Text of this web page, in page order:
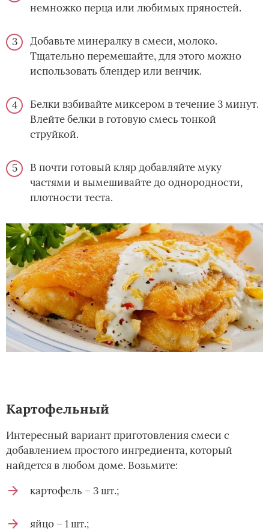
немножко перца или любимых пряностей.
Добавьте минералку в смеси, молоко.
Тщательно перемешайте, для этого можно
использовать блендер или венчик.
Белки взбивайте миксером в течение 3 минут.
Влейте белки в готовую смесь тонкой
струйкой.
В почти готовый кляр добавляйте муку
частями и вымешивайте до однородности,
плотности теста.
Картофельный
Интересный вариант приготовления смеси с
добавлением простого ингредиента, который
найдется в любом доме. Возьмите:
картофель – 3 шт.;
яйцо – 1 шт.;